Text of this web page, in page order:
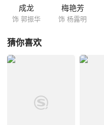
本片中客串演出。
成龙
饰 郭振华
梅艳芳
饰 杨露明
猜你喜欢